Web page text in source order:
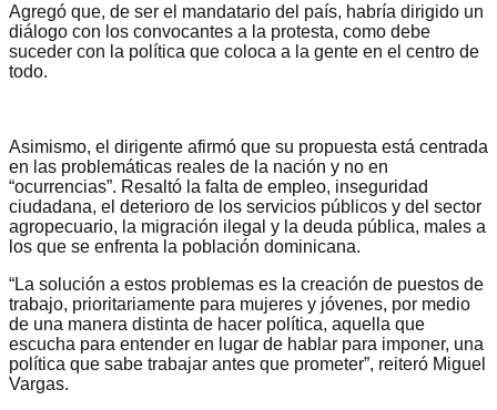
Agregó que, de ser el mandatario del país, habría dirigido un
diálogo con los convocantes a la protesta, como debe
suceder con la política que coloca a la gente en el centro de
todo.
Asimismo, el dirigente afirmó que su propuesta está centrada
en las problemáticas reales de la nación y no en
“ocurrencias”. Resaltó la falta de empleo, inseguridad
ciudadana, el deterioro de los servicios públicos y del sector
agropecuario, la migración ilegal y la deuda pública, males a
los que se enfrenta la población dominicana.
“La solución a estos problemas es la creación de puestos de
trabajo, prioritariamente para mujeres y jóvenes, por medio
de una manera distinta de hacer política, aquella que
escucha para entender en lugar de hablar para imponer, una
política que sabe trabajar antes que prometer”, reiteró Miguel
Vargas.